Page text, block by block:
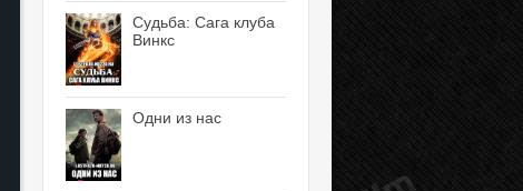
Судьба: Сага клуба
Винкс
Одни из нас